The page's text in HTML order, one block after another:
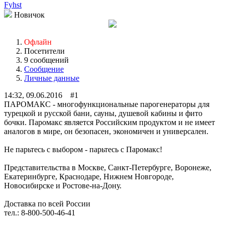
Fyhst
Новичок
Офлайн
Посетители
9 сообщений
Сообщение
Личные данные
14:32, 09.06.2016 #1
ПАРОМАКС - многофункциональные парогенераторы для
турецкой и русской бани, сауны, душевой кабины и фито
бочки. Паромакс является Российским продуктом и не имеет
аналогов в мире, он безопасен, экономичен и универсален.
Не парьтесь с выбором - парьтесь с Паромакс!
Представительства в Москве, Санкт-Петербурге, Воронеже,
Екатеринбурге, Краснодаре, Нижнем Новгороде,
Новосибирске и Ростове-на-Дону.
Доставка по всей России
тел.: 8-800-500-46-41